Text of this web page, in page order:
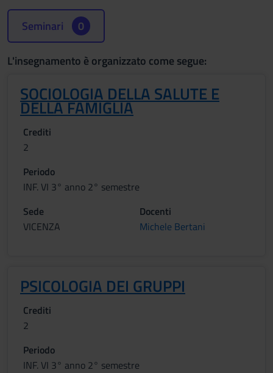
Seminari 0
L'insegnamento è organizzato come segue:
SOCIOLOGIA DELLA SALUTE E
DELLA FAMIGLIA
Crediti
2
Periodo
INF. VI 3° anno 2° semestre
Sede
VICENZA
Docenti
Michele Bertani
PSICOLOGIA DEI GRUPPI
Crediti
2
Periodo
INF. VI 3° anno 2° semestre